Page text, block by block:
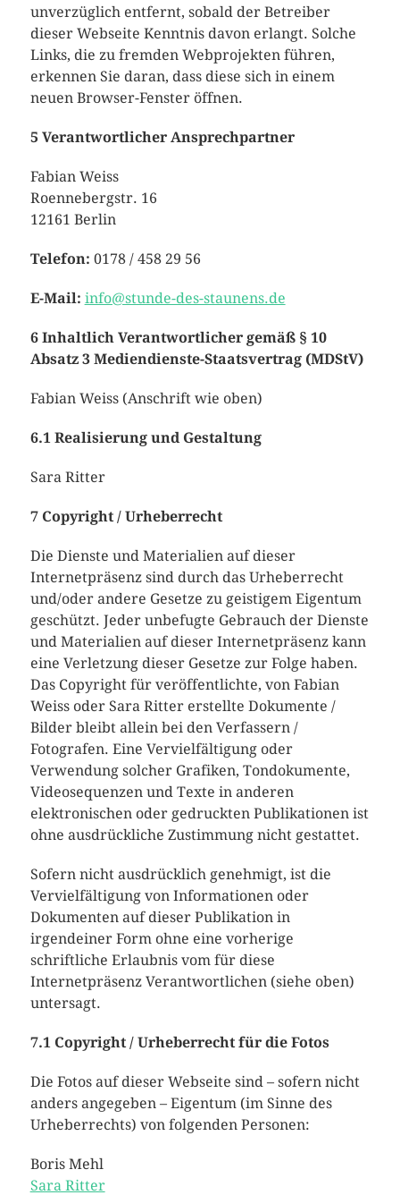
unverzüglich entfernt, sobald der Betreiber
dieser Webseite Kenntnis davon erlangt. Solche
Links, die zu fremden Webprojekten führen,
erkennen Sie daran, dass diese sich in einem
neuen Browser-Fenster öffnen.
5 Verantwortlicher Ansprechpartner
Fabian Weiss
Roennebergstr. 16
12161 Berlin
Telefon: 0178 / 458 29 56
E-Mail: info@stunde-des-staunens.de
6 Inhaltlich Verantwortlicher gemäß § 10
Absatz 3 Mediendienste-Staatsvertrag (MDStV)
Fabian Weiss (Anschrift wie oben)
6.1 Realisierung und Gestaltung
Sara Ritter
7 Copyright / Urheberrecht
Die Dienste und Materialien auf dieser
Internetpräsenz sind durch das Urheberrecht
und/oder andere Gesetze zu geistigem Eigentum
geschützt. Jeder unbefugte Gebrauch der Dienste
und Materialien auf dieser Internetpräsenz kann
eine Verletzung dieser Gesetze zur Folge haben.
Das Copyright für veröffentlichte, von Fabian
Weiss oder Sara Ritter erstellte Dokumente /
Bilder bleibt allein bei den Verfassern /
Fotografen. Eine Vervielfältigung oder
Verwendung solcher Grafiken, Tondokumente,
Videosequenzen und Texte in anderen
elektronischen oder gedruckten Publikationen ist
ohne ausdrückliche Zustimmung nicht gestattet.
Sofern nicht ausdrücklich genehmigt, ist die
Vervielfältigung von Informationen oder
Dokumenten auf dieser Publikation in
irgendeiner Form ohne eine vorherige
schriftliche Erlaubnis vom für diese
Internetpräsenz Verantwortlichen (siehe oben)
untersagt.
7.1 Copyright / Urheberrecht für die Fotos
Die Fotos auf dieser Webseite sind – sofern nicht
anders angegeben – Eigentum (im Sinne des
Urheberrechts) von folgenden Personen:
Boris Mehl
Sara Ritter